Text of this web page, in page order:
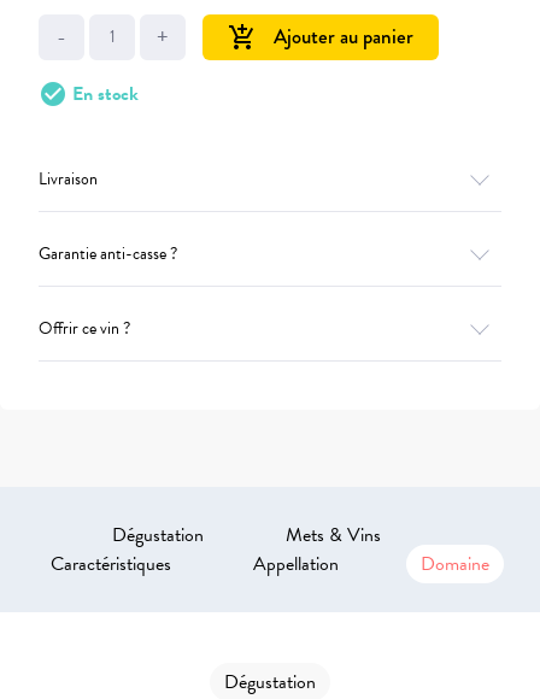
- + add_shopping_cart Ajouter au panier
check_circle En stock
Livraison
Garantie anti-casse ?
Offrir ce vin ?
Dégustation
Mets & Vins
Caractéristiques
Appellation Domaine
Dégustation